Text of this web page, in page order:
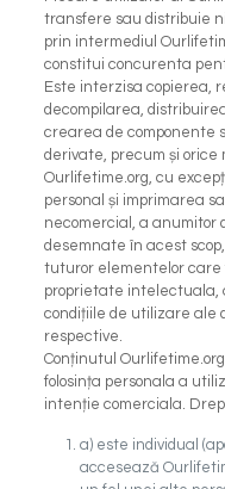
transfere sau distribuie
prin intermediul
constitui concurenta
Este interzisa copierea,
decompilarea,
crearea de componente
derivate, precum și orice
Ourlifetime.org, cu
personal și imprimarea
necomercial, a anumitor
desemnate în acest
tuturor elementelor
proprietate intelectuala,
condițiile de utilizare ale
respective.
Conținutul
folosința personala a
intenție comerciala.
a) este individual
accesează